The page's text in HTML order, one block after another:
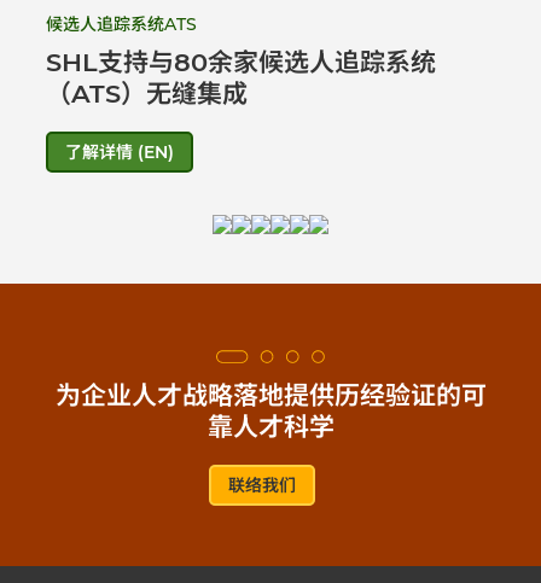
候选人追踪系统ATS
SHL支持与80余家候选人追踪系统
（ATS）无缝集成
了解详情 (EN)
为企业人才战略落地提供历经验证的可
靠人才科学
联络我们